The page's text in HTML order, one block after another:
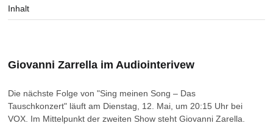
Inhalt
Giovanni Zarrella im Audiointerivew
Die nächste Folge von "Sing meinen Song – Das
Tauschkonzert" läuft am Dienstag, 12. Mai, um 20:15 Uhr bei
VOX. Im Mittelpunkt der zweiten Show steht Giovanni Zarella.